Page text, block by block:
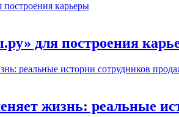
для построения
жизнь: реальные